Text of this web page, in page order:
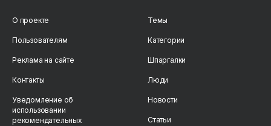
О проекте
Пользователям
Реклама на сайте
Контакты
Уведомление об
использовании
рекомендательных
Темы
Категории
Шпаргалки
Люди
Новости
Статьи